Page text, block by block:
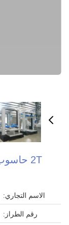
الاسم التجاري:
رقم الطراز: